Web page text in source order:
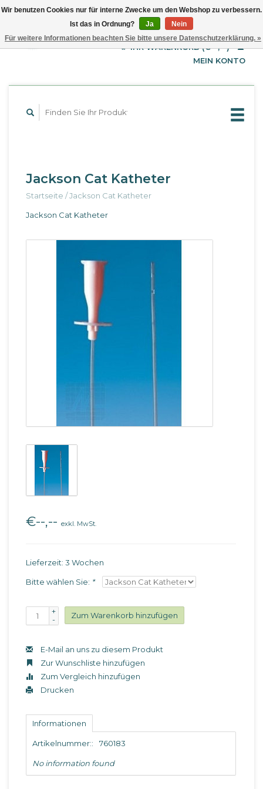
EUR
GBP
USD
English
Français
IHR WARENKORB (€--,--)
MEIN KONTO
Jackson Cat Katheter
Startseite /Jackson Cat Katheter
Jackson Cat Katheter
€--,-- exkl. MwSt.
Lieferzeit: 3 Wochen
Bitte wählen Sie: *
+
-
Zum Warenkorb hinzufügen
E-Mail an uns zu diesem Produkt
Zur Wunschliste hinzufügen
Zum Vergleich hinzufügen
Drucken
Informationen
Artikelnummer:: 760183
No information found
Wir benutzen Cookies nur für interne Zwecke um den Webshop zu verbessern.
Ist das in Ordnung?
Ja
Nein
Für weitere Informationen beachten Sie bitte unsere Datenschutzerklärung. »